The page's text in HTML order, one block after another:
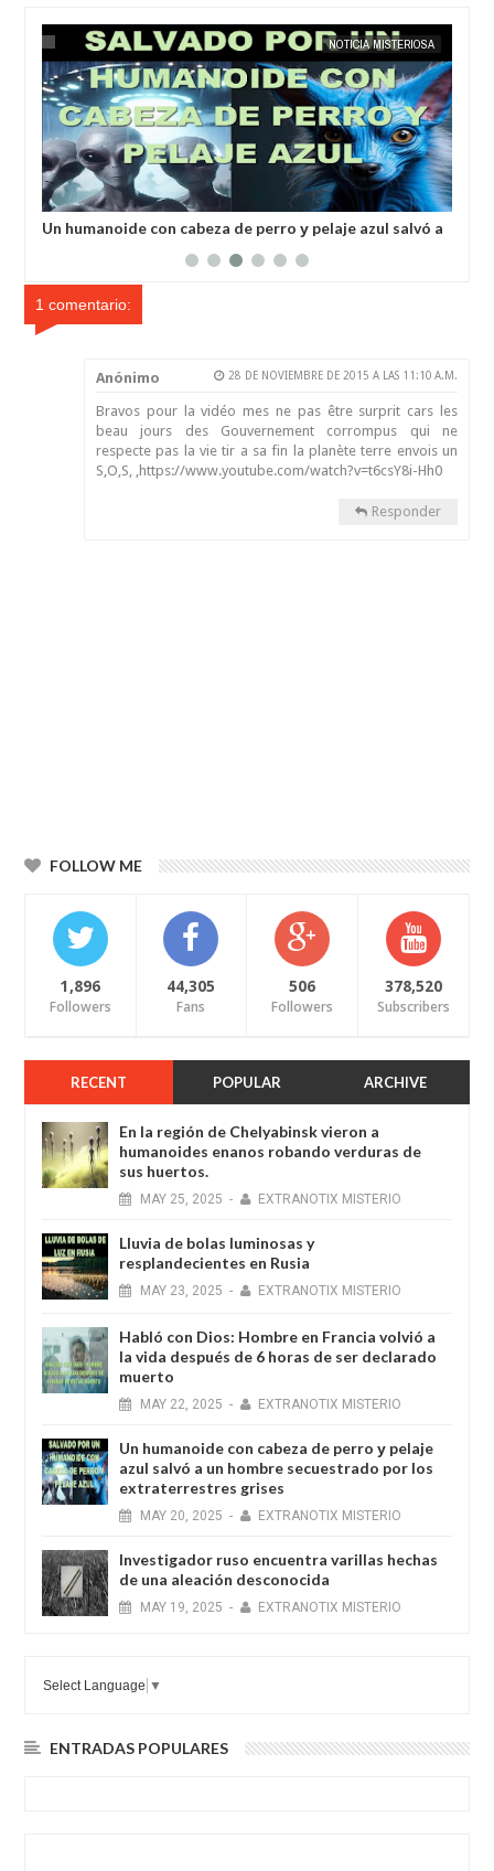
MAY 25,
NOTICIA MISTERIOSA
Un humanoide con cabeza de perro у pelaje azul salvó a
EXTRANOTIX MISTERIO
1 comentario:
Anónimo 28 DE NOVIEMBRE DE 2015 A LAS 11:10 A.M.
Bravos pour la vidéo mes ne pas être surprit cars les
beau jours des Gouvernement corrompus qui ne
respecte pas la vie tir a sa fin la planète terre envois un
S,O,S, ,https://www.youtube.com/watch?v=t6csY8i-Hh0
Responder
FOLLOW ME
1,896
Followers
44,305
Fans
506
Followers
378,520
Subscribers
RECENT POPULAR ARCHIVE
En la región de Chelyabinsk vieron a
humanoides enanos robando verduras de
sus huertos.
MAY 25, 2025 - EXTRANOTIX MISTERIO
Lluvia de bolas luminosas y
resplandecientes en Rusia
MAY 23, 2025 - EXTRANOTIX MISTERIO
Habló con Dios: Hombre en Francia volvió a
la vida después de 6 horas de ser declarado
muerto
MAY 22, 2025 - EXTRANOTIX MISTERIO
Un humanoide con cabeza de perro у pelaje
azul salvó a un hombre secuestrado por los
extraterrestres grises
MAY 20, 2025 - EXTRANOTIX MISTERIO
Investigador ruso encuentra varillas hechas
de una aleación desconocida
MAY 19, 2025 - EXTRANOTIX MISTERIO
Select Language ▼
ENTRADAS POPULARES